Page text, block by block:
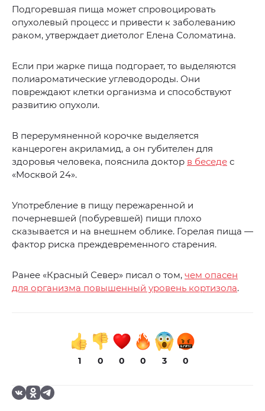
Подгоревшая пища может спровоцировать
опухолевый процесс и привести к заболеванию
раком, утверждает диетолог Елена Соломатина.
Если при жарке пища подгорает, то выделяются
полиароматические углеводороды. Они
повреждают клетки организма и способствуют
развитию опухоли.
В перерумяненной корочке выделяется
канцероген акриламид, а он губителен для
здоровья человека, пояснила доктор в беседе с
«Москвой 24».
Употребление в пищу пережаренной и
почерневшей (побуревшей) пищи плохо
сказывается и на внешнем облике. Горелая пища —
фактор риска преждевременного старения.
Ранее «Красный Север» писал о том, чем опасен
для организма повышенный уровень кортизола.
1 0 0 0 3 0